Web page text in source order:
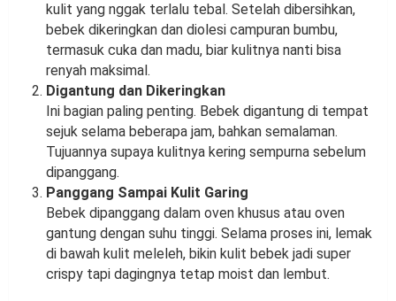
kulit yang nggak terlalu tebal. Setelah dibersihkan,
bebek dikeringkan dan diolesi campuran bumbu,
termasuk cuka dan madu, biar kulitnya nanti bisa
renyah maksimal.
Digantung dan Dikeringkan
Ini bagian paling penting. Bebek digantung di tempat
sejuk selama beberapa jam, bahkan semalaman.
Tujuannya supaya kulitnya kering sempurna sebelum
dipanggang.
Panggang Sampai Kulit Garing
Bebek dipanggang dalam oven khusus atau oven
gantung dengan suhu tinggi. Selama proses ini, lemak
di bawah kulit meleleh, bikin kulit bebek jadi super
crispy tapi dagingnya tetap moist dan lembut.